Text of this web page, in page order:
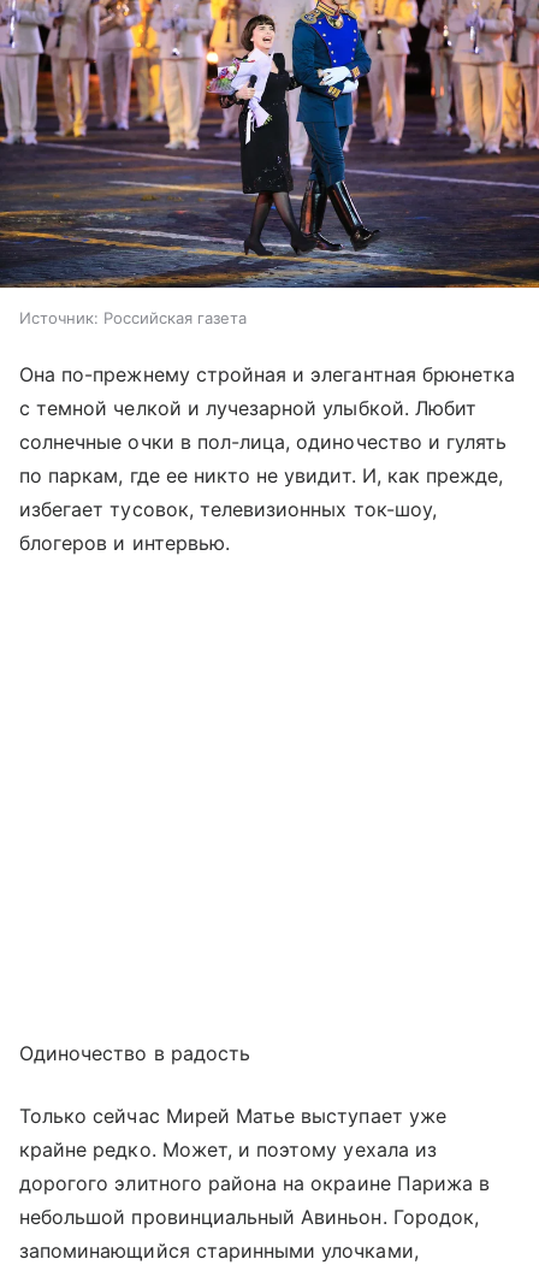
Источник: Российская газета
Она по-прежнему стройная и элегантная брюнетка
с темной челкой и лучезарной улыбкой. Любит
солнечные очки в пол-лица, одиночество и гулять
по паркам, где ее никто не увидит. И, как прежде,
избегает тусовок, телевизионных ток-шоу,
блогеров и интервью.
Одиночество в радость
Только сейчас Мирей Матье выступает уже
крайне редко. Может, и поэтому уехала из
дорогого элитного района на окраине Парижа в
небольшой провинциальный Авиньон. Городок,
запоминающийся старинными улочками,